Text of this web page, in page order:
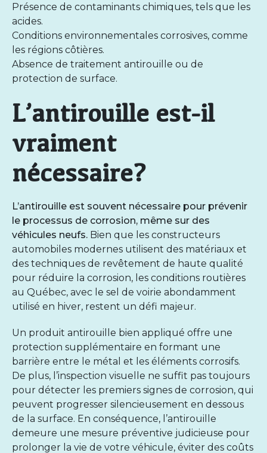
Présence de contaminants chimiques, tels que les
acides.
Conditions environnementales corrosives, comme
les régions côtières.
Absence de traitement antirouille ou de
protection de surface.
L’antirouille est-il
vraiment
nécessaire?
L’antirouille est souvent nécessaire pour prévenir
le processus de corrosion, même sur des
véhicules neufs. Bien que les constructeurs
automobiles modernes utilisent des matériaux et
des techniques de revêtement de haute qualité
pour réduire la corrosion, les conditions routières
au Québec, avec le sel de voirie abondamment
utilisé en hiver, restent un défi majeur.
Un produit antirouille bien appliqué offre une
protection supplémentaire en formant une
barrière entre le métal et les éléments corrosifs.
De plus, l’inspection visuelle ne suffit pas toujours
pour détecter les premiers signes de corrosion, qui
peuvent progresser silencieusement en dessous
de la surface. En conséquence, l’antirouille
demeure une mesure préventive judicieuse pour
prolonger la vie de votre véhicule, éviter des coûts